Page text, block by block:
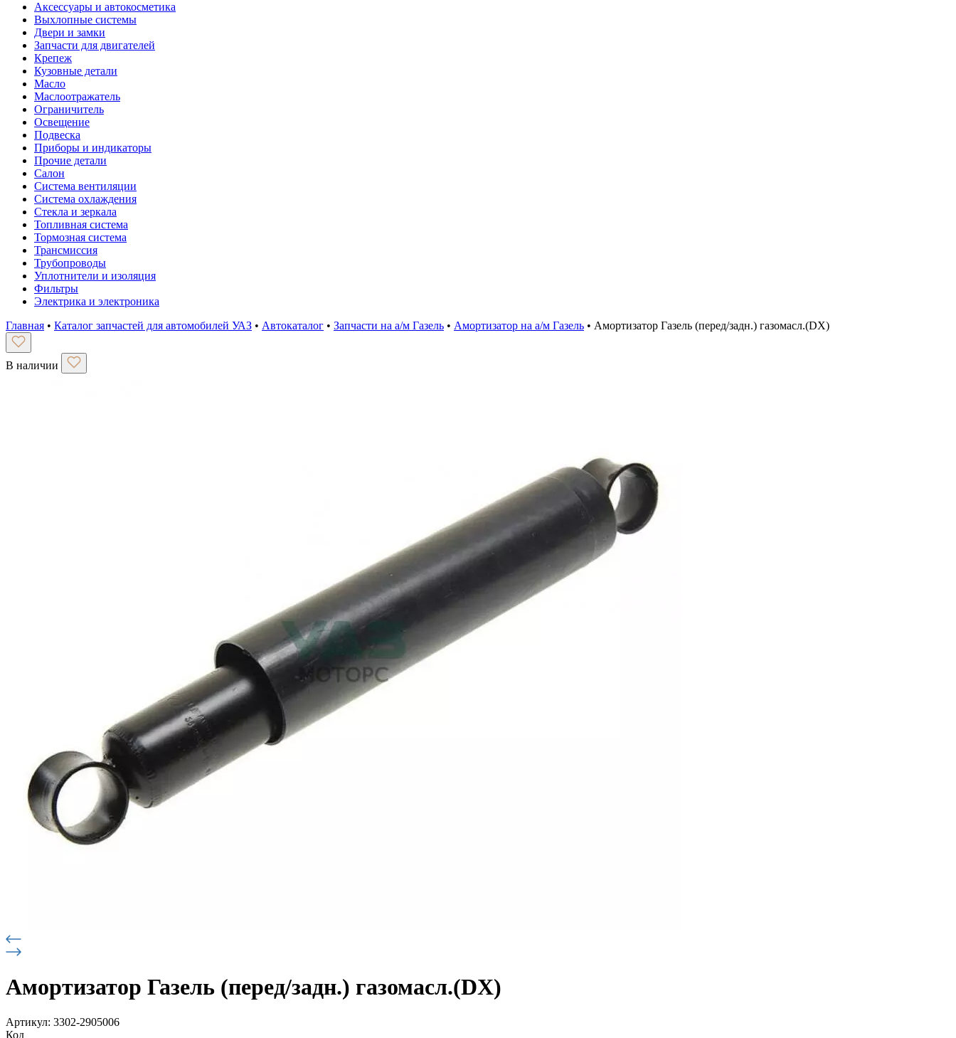
Аксессуары и автокосметика
Выхлопные системы
Двери и замки
Запчасти для двигателей
Крепеж
Кузовные детали
Масло
Маслоотражатель
Ограничитель
Освещение
Подвеска
Приборы и индикаторы
Прочие детали
Салон
Система вентиляции
Система охлаждения
Стекла и зеркала
Топливная система
Тормозная система
Трансмиссия
Трубопроводы
Уплотнители и изоляция
Фильтры
Электрика и электроника
Главная • Каталог запчастей для автомобилей УАЗ • Автокаталог • Запчасти на а/м Газель • Амортизатор на а/м Газель • Амортизатор Газель (перед/задн.) газомасл.(DX)
В наличии
Амортизатор Газель (перед/задн.) газомасл.(DX)
Артикул: 3302-2905006
Код